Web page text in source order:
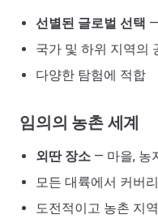
선별된 글로벌 선택
국가 및 하위 지역의
다양한 탐험에 적합
임의의 농촌 세계
외딴 장소 — 마을, 농
모든 대륙에서 커버
도전적이고 농촌 지